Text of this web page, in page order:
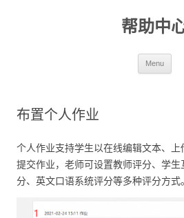
帮助中
Menu
布置个人作业
个人作业支持学生以在线编辑文本、
提交作业，老师可设置教师评分、学
分、英文口语系统评分等多种评分方式。